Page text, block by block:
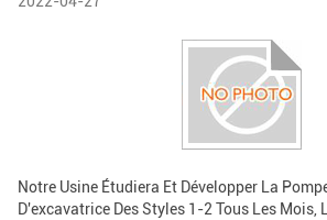
Notre Usine Étudiera Et Développer La
D'excavatrice Des Styles 1-2 Tous Les